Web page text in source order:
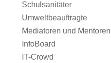
Schulsanitäter
Umweltbeauftragte
Mediatoren und Mentoren
InfoBoard
IT-Crowd